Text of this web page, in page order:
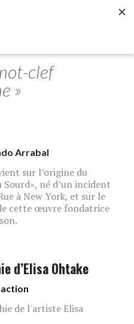
clef
»
Arrabal
sur l’origine du
Sourd», né d’un incident
à New York, et sur le
cette œuvre fondatrice
d’Elisa Ohtake
de l'artiste Elisa